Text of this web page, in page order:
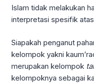
Islam tidak melakukan
interpretasi spesifik
Siapakah penganut
kelompok yakni
merupakan kelompok
kelompoknya sebagai